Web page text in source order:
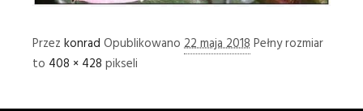
Przez konrad Opublikowano 22 maja 2018 Pełny rozmiar
to 408 × 428 pikseli